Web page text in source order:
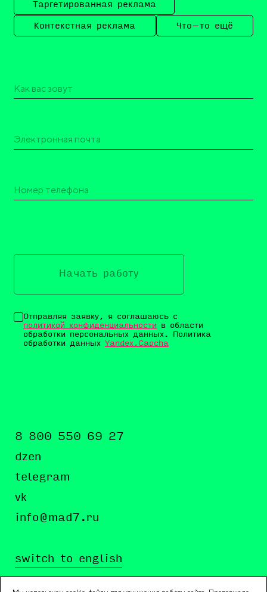
Таргетированная реклама
Контекстная реклама Что–то ещё
Начать работу
Отправляя заявку, я соглашаюсь с
политикой конфиденциальности в области
обработки персональных данных. Политика
обработки данных Yandex.Capcha
8 800 550 69 27
dzen
telegram
vk
info@mad7.ru
switch to english